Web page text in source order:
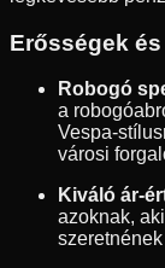
Erősségek
Robogó
a
Vespa-
városi
Kiváló ár-
azoknak,